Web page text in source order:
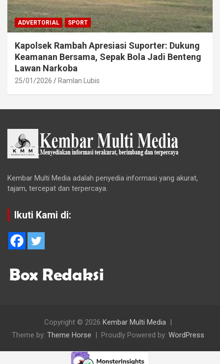
ADVERTORIAL SPORT
Kapolsek Rambah Apresiasi Suporter: Dukung
Keamanan Bersama, Sepak Bola Jadi Benteng
Lawan Narkoba
25/01/2026 Ramlan Lubis
Kembar Multi Media adalah penyedia informasi yang akurat,
tajam, tercepat dan terpercaya.
Ikuti Kami di:
Copyright © 2026 Kembar Multi Media
Theme by: Theme Horse Proudly Powered by: WordPress